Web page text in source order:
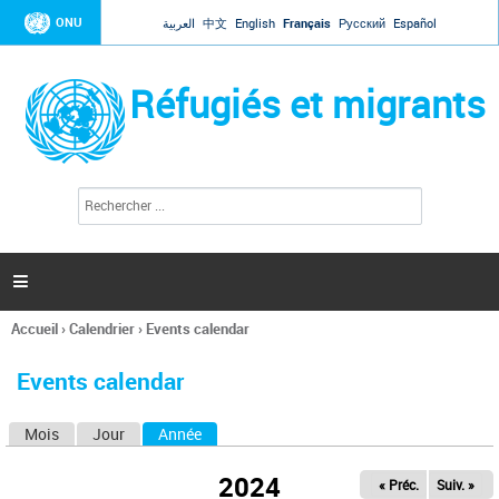
Jump to navigation
ONU العربية 中文 English Français Русский Español
Réfugiés et migrants
l
c
h
e

Vous
ici
Accueil›Calendrier› Events calendar
Events calendar
Mois Jour Année
2024 « Préc. Suiv. »